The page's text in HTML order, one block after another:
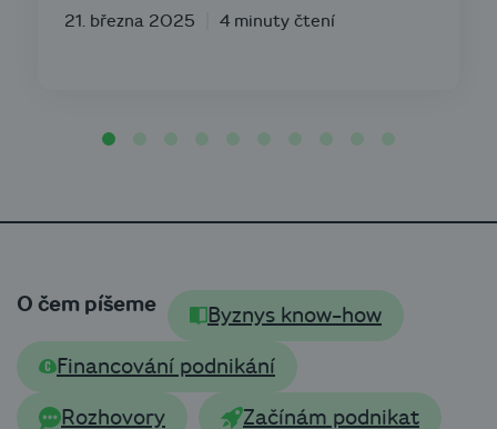
21. března 2025 4 minuty čtení
O čem píšeme Byznys know-how
Financování podnikání
Rozhovory Začínám podnikat